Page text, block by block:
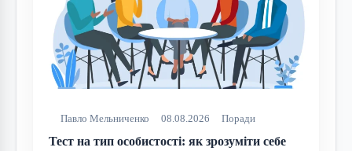
Павло Мельниченко 08.08.2026 Поради
Тест на тип особистості: як зрозуміти себе